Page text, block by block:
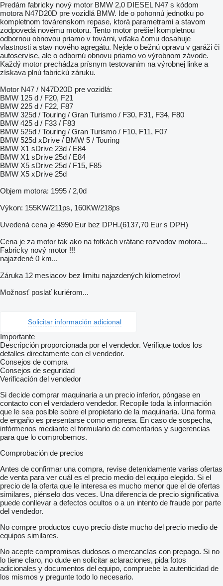
Predám fabricky nový motor BMW 2,0 DIESEL N47 s kódom
motora N47D20D pre vozidlá BMW. Ide o pohonnú jednotku po
kompletnom továrenskom repase, ktorá parametrami a stavom
zodpovedá novému motoru. Tento motor prešiel kompletnou
odbornou obnovou priamo v továrni, vďaka čomu dosahuje
vlastnosti a stav nového agregátu. Nejde o bežnú opravu v garáži či
autoservise, ale o odbornú obnovu priamo vo výrobnom závode.
Každý motor prechádza prísnym testovaním na výrobnej linke a
získava plnú fabrickú záruku.
Motor N47 / N47D20D pre vozidlá:
BMW 125 d / F20, F21
BMW 225 d / F22, F87
BMW 325d / Touring / Gran Turismo / F30, F31, F34, F80
BMW 425 d / F33 / F83
BMW 525d / Touring / Gran Turismo / F10, F11, F07
BMW 525d xDrive / BMW 5 / Touring
BMW X1 sDrive 23d / E84
BMW X1 sDrive 25d / E84
BMW X5 sDrive 25d / F15, F85
BMW X5 xDrive 25d
Objem motora: 1995 / 2,0d
Výkon: 155KW/211ps, 160KW/218ps
Uvedená cena je 4990 Eur bez DPH.(6137,70 Eur s DPH)
Cena je za motor tak ako na fotkách vrátane rozvodov motora...
Fabricky nový motor !!!
najazdené 0 km...
Záruka 12 mesiacov bez limitu najazdených kilometrov!
Možnosť poslať kuriérom...
Solicitar información adicional
Importante
Descripción proporcionada por el vendedor. Verifique todos los
detalles directamente con el vendedor.
Consejos de compra
Consejos de seguridad
Verificación del vendedor
Si decide comprar maquinaria a un precio inferior, póngase en
contacto con el verdadero vendedor. Recopile toda la información
que le sea posible sobre el propietario de la maquinaria. Una forma
de engaño es presentarse como empresa. En caso de sospecha,
infórmenos mediante el formulario de comentarios y sugerencias
para que lo comprobemos.
Comprobación de precios
Antes de confirmar una compra, revise detenidamente varias ofertas
de venta para ver cuál es el precio medio del equipo elegido. Si el
precio de la oferta que le interesa es mucho menor que el de ofertas
similares, piénselo dos veces. Una diferencia de precio significativa
puede conllevar a defectos ocultos o a un intento de fraude por parte
del vendedor.
No compre productos cuyo precio diste mucho del precio medio de
equipos similares.
No acepte compromisos dudosos o mercancías con prepago. Si no
lo tiene claro, no dude en solicitar aclaraciones, pida fotos
adicionales y documentos del equipo, compruebe la autenticidad de
los mismos y pregunte todo lo necesario.